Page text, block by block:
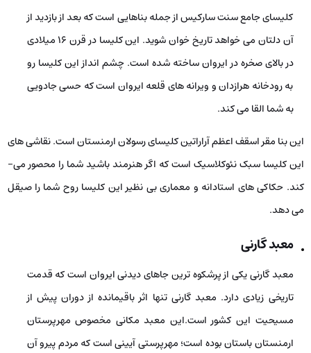
کلیسای جامع سنت سارکیس از جمله بناهایی است که بعد از بازدید از
آن دلتان می­ خواهد تاریخ­ خوان شوید. این کلیسا در قرن 16 میلادی
در بالای صخره در ایروان ساخته شده است. چشم ­انداز این کلیسا رو
به رودخانه هرازدان و ویرانه‌ های قلعه ایروان است که حسی جادویی
به شما القا می­ کند.
این بنا مقر اسقف اعظم آراراتین کلیسای رسولان ارمنستان است. نقاشی­ های
این کلیسا سبک نئوکلاسیک است که اگر هنرمند باشید شما را محصور می­
کند. حکاکی‌ های استادانه و معماری بی­ نظیر این کلیسا روح شما را صیقل
می ­دهد.
معبد گارنی
معبد گارنی یکی از پرشکوه‌ ترین جاهای دیدنی ایروان است که قدمت
تاریخی زیادی دارد. معبد گارنی تنها اثر باقیمانده از دوران پیش از
مسیحیت این کشور است.این معبد مکانی مخصوص مهرپرستان
ارمنستان باستان بوده است؛ مهرپرستی آیینی است که مردم پیرو آن